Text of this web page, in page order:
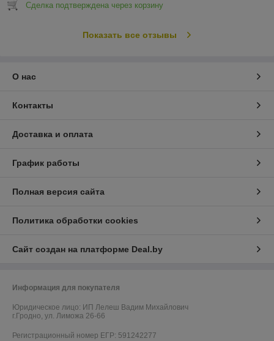
Сделка подтверждена через корзину
Показать все отзывы
О нас
Контакты
Доставка и оплата
График работы
Полная версия сайта
Политика обработки cookies
Сайт создан на платформе Deal.by
Информация для покупателя
Юридическое лицо: ИП Лелеш Вадим Михайлович
г.Гродно, ул. Лиможа 26-66
Регистрационный номер ЕГР: 591242277